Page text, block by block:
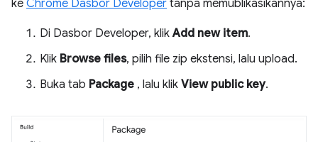
ke Chrome Dasbor Developer tanpa memublikasikannya:
Di Dasbor Developer, klikAdd new item.
Klik Browse files, pilih file zip ekstensi, lalu upload.
Buka tab Package , lalu klik View public key.